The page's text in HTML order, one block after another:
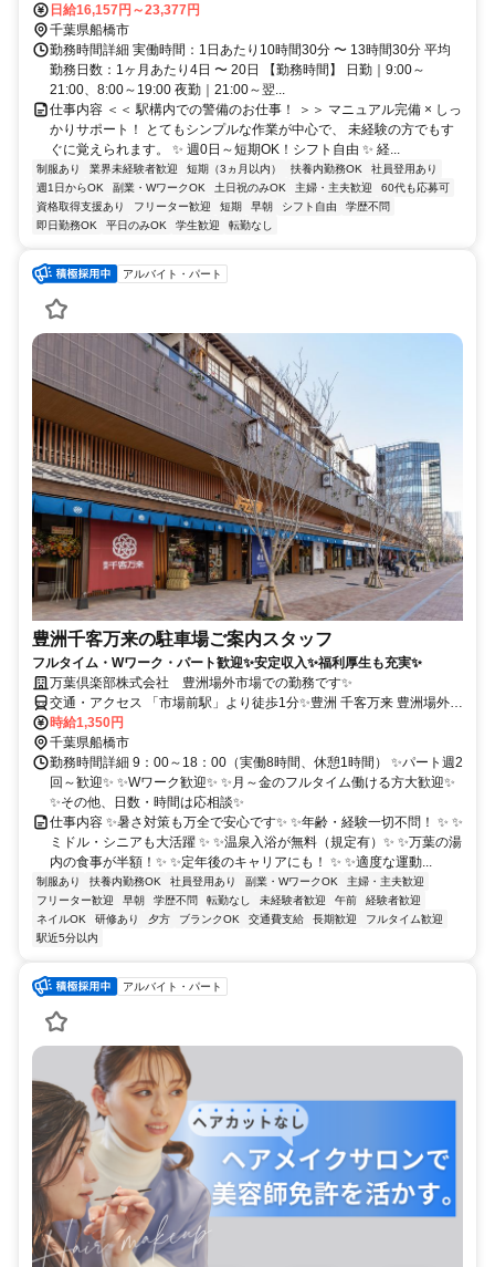
日給16,157円～23,377円
千葉県船橋市
勤務時間詳細 実働時間：1日あたり10時間30分 〜 13時間30分 平均
勤務日数：1ヶ月あたり4日 〜 20日 【勤務時間】 日勤｜9:00～
21:00、8:00～19:00 夜勤｜21:00～翌...
仕事内容 ＜＜ 駅構内での警備のお仕事！ ＞＞ マニュアル完備 × しっ
かりサポート！ とてもシンプルな作業が中心で、 未経験の方でもす
ぐに覚えられます。 ✨ 週0日～短期OK！シフト自由 ✨ 経...
制服あり 業界未経験者歓迎 短期（3ヵ月以内） 扶養内勤務OK
社員登用あり
週1日からOK
副業・WワークOK 土日祝のみOK 主婦・主夫歓迎
60代も応募可
資格取得支援あり
フリーター歓迎 短期 早朝 シフト自由
学歴不問
即日勤務OK
平日のみOK 学生歓迎 転勤なし
アルバイト・パート
豊洲千客万来の駐車場ご案内スタッフ
フルタイム・Wワーク・パート歓迎✨安定収入✨福利厚生も充実✨
万葉倶楽部株式会社 豊洲場外市場での勤務です✨
交通・アクセス 「市場前駅」より徒歩1分✨豊洲 千客万来 豊洲場外市
場駐車場での勤務です✨
時給1,350円
千葉県船橋市
勤務時間詳細 9：00～18：00（実働8時間、休憩1時間） ✨パート週2
回～歓迎✨ ✨Wワーク歓迎✨ ✨月～金のフルタイム働ける方大歓迎✨
✨その他、日数・時間は応相談✨
仕事内容 ✨暑さ対策も万全で安心です✨ ✨年齢・経験一切不問！ ✨ ✨
ミドル・シニアも大活躍 ✨ ✨温泉入浴が無料（規定有）✨ ✨万葉の湯
内の食事が半額！✨ ✨定年後のキャリアにも！ ✨ ✨適度な運動...
制服あり 扶養内勤務OK 社員登用あり 副業・WワークOK
主婦・主夫歓迎
フリーター歓迎
早朝 学歴不問 転勤なし 未経験者歓迎 午前
経験者歓迎
ネイルOK
研修あり 夕方 ブランクOK 交通費支給 長期歓迎
フルタイム歓迎
駅近5分以内
アルバイト・パート